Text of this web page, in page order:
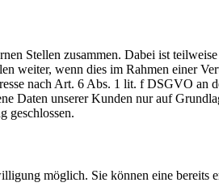
Stellen zusammen. Dabei ist
weiter, wenn dies im Rahmen einer
nach Art. 6 Abs. 1 lit. f DSGVO an
Daten unserer Kunden nur auf
geschlossen.
möglich. Sie können eine